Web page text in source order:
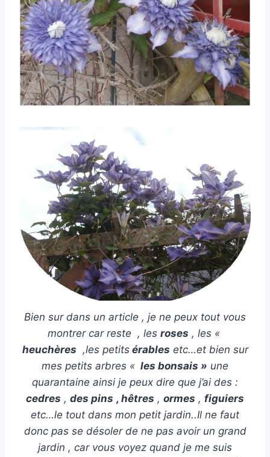
Bien sur dans un article , je ne peux tout vous
montrer car reste , les roses , les «
heuchères ,les petitsérables etc…et bien sur
mes petits arbres « les bonsais » une
quarantaine ainsi je peux dire que j’ai des :
cedres , des pins , hêtres , ormes , figuiers
etc…le tout dans mon petit jardin..Il ne faut
donc pas se désoler de ne pas avoir un grand
jardin , car vous voyez quand je me suis